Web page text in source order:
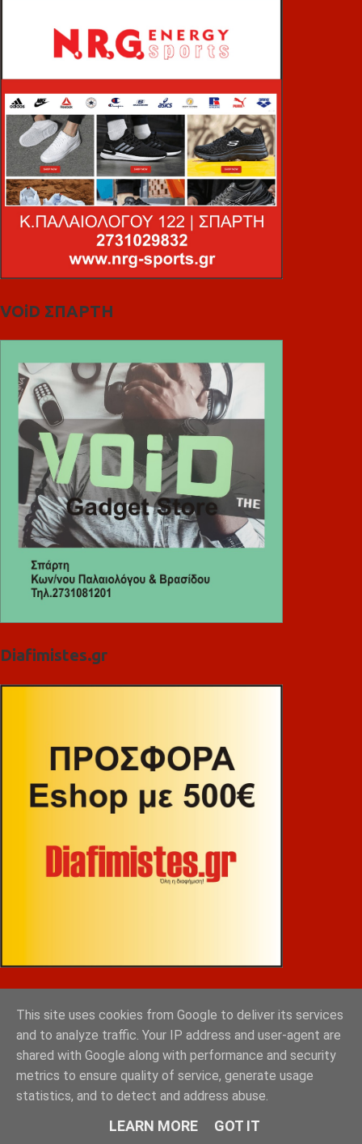
VOiD ΣΠΑΡΤΗ
Diafimistes.gr
This site uses cookies from Google to deliver its services
and to analyze traffic. Your IP address and user-agent are
shared with Google along with performance and security
metrics to ensure quality of service, generate usage
statistics, and to detect and address abuse.
LEARN MORE GOT IT